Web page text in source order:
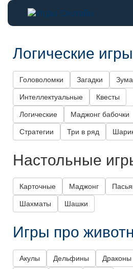
Логические игры
Головоломки Загадки Зума
Интеллектуальные Квесты
Логические Маджонг бабочки
Стратегии Три в ряд
Настольные
Карточные Маджонг
Шахматы Шашки
Игры про
Акулы Дельфины Драконы